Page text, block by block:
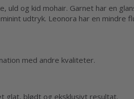
uld og kid mohair. Garnet har en
udtryk. Leonora har en mindre
med andre kvaliteter.
glat, blødt og eksklusivt resultat.